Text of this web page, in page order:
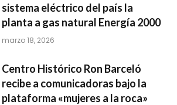
sistema eléctrico del país la
planta a gas natural Energía 2000
marzo 18, 2026
Centro Histórico Ron Barceló
recibe a comunicadoras bajo la
plataforma «mujeres a la roca»